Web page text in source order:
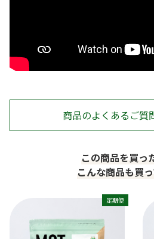
商品のよくあるご質
この商品を買っ
こんな商品も買
定期便